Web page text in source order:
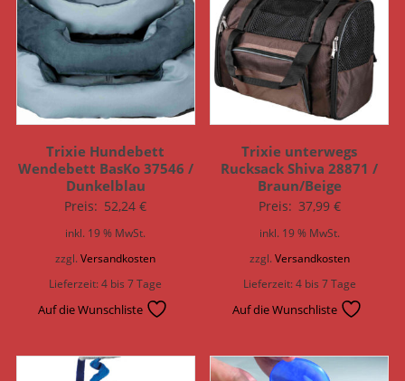
Trixie Hundebett
Wendebett BasKo 37546 /
Dunkelblau
Preis: 52,24€
inkl. 19 % MwSt.
zzgl.Versandkosten
Lieferzeit:4 bis 7 Tage
Auf die Wunschliste
Trixie unterwegs
Rucksack Shiva 28871 /
Braun/Beige
Preis: 37,99 €
inkl. 19 % MwSt.
zzgl. Versandkosten
Lieferzeit:4 bis 7 Tage
Auf die Wunschliste